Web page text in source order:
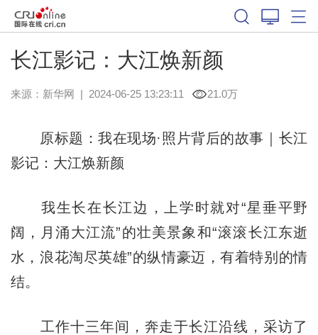
长江影记：大江焕新颜
来源： 新华网 | 2024-06-25 13:23:11 21.0万
原标题：我在现场·照片背后的故事｜长江
影记：大江焕新颜
我生长在长江边，上学时就对“星垂平野
阔，月涌大江流”的壮美景象和“滚滚长江东逝
水，浪花淘尽英雄”的纵情豪迈，有着特别的情
结。
工作十三年间，奔走于长江沿线，采访了